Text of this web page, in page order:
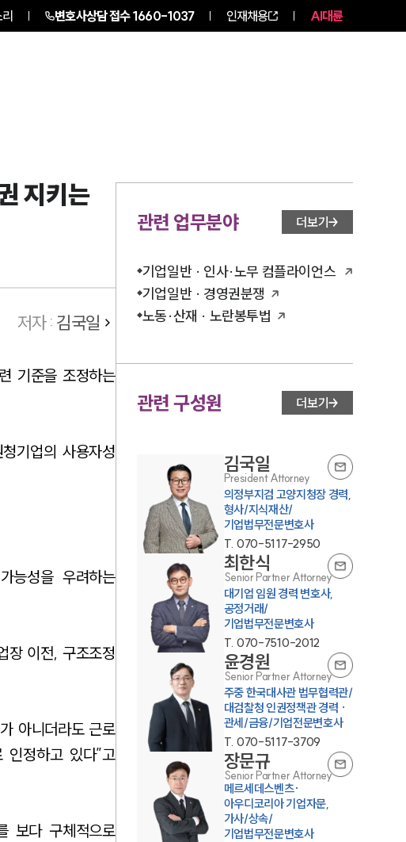
변호사상담 접수1660-1037 인재채용 AI대륜
지키는
저자 : 김국일
기준을 조정하는
기업의 사용자성
능성을 우려하는
장 이전, 구조조정
아니더라도 근로
인정하고 있다”고
보다 구체적으로
관련 업무분야 더보기
기업일반 · 인사·노무 컴플라이언스
기업일반 · 경영권분쟁
노동·산재 · 노란봉투법
관련 구성원 더보기
김국일
President Attorney
의정부지검 고양지청장 경력,
형사/지식재산/
기업법무전문변호사
T. 070-5117-2950
최한식
Senior Partner Attorney
대기업 임원 경력 변호사,
공정거래/
기업법무전문변호사
T. 070-7510-2012
윤경원
Senior Partner Attorney
주중 한국대사관 법무협력관/
대검찰청 인권정책관 경력 ·
관세/금융/기업전문변호사
T. 070-5117-3709
장문규
Senior Partner Attorney
메르세데스벤츠·
아우디코리아 기업자문,
가사/상속/
기업법무전문변호사